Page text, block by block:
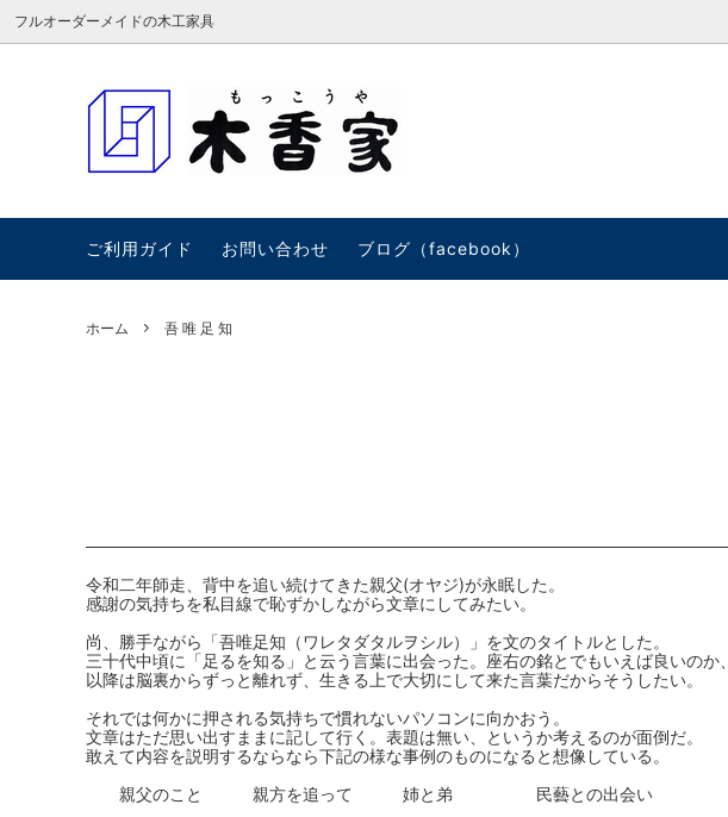
フルオーダーメイドの木工家具
テーブル・デスク・座卓
紹介＆アクセス
ご利用ガイド お問い合わせ ブログ（facebook）
ホーム 吾 唯 足 知
令和二年師走、背中を追い続けてきた親父(オヤジ)が永眠した。
感謝の気持ちを私目線で恥ずかしながら文章にしてみたい。
尚、勝手ながら「吾唯足知（ワレタダタルヲシル）」を文のタイトルとした。
三十代中頃に「足るを知る」と云う言葉に出会った。座右の銘とでもいえば良いのか、
以降は脳裏からずっと離れず、生きる上で大切にして来た言葉だからそうしたい。
それでは何かに押される気持ちで慣れないパソコンに向かおう。
文章はただ思い出すままに記して行く。表題は無い、というか考えるのが面倒だ。
敢えて内容を説明するならなら下記の様な事例のものになると想像している。
親父のこと 親方を追って 姉と弟 民藝との出会い